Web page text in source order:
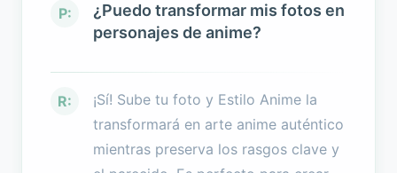
P:
¿Puedo transformar mis fotos en
personajes de anime?
R:
¡Sí! Sube tu foto y Estilo Anime la
transformará en arte anime auténtico
mientras preserva los rasgos clave y